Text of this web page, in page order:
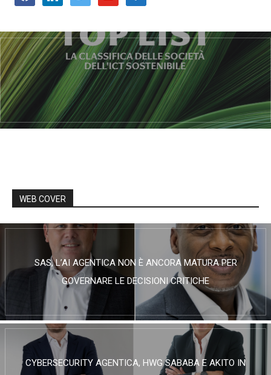
WEB COVER
SAS, L’AI AGENTICA NON È ANCORA MATURA PER
GOVERNARE LE DECISIONI CRITICHE
CYBERSECURITY AGENTICA, HWG SABABA E AKITO IN